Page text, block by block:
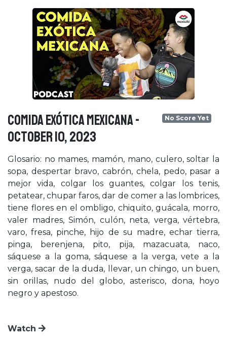
COMIDA EXÓTICA MEXICANA -
October 10, 2023
No Score Yet
Glosario: no mames, mamón, mano, culero, soltar la
sopa, despertar bravo, cabrón, chela, pedo, pasar a
mejor vida, colgar los guantes, colgar los tenis,
petatear, chupar faros, dar de comer a las lombrices,
tiene flores en el ombligo, chiquito, guácala, morro,
valer madres, Simón, culón, neta, verga, vértebra,
varo, fresa, pinche, hijo de su madre, echar tierra,
pinga, berenjena, pito, pija, mazacuata, naco,
sáquese a la goma, sáquese a la verga, vete a la
verga, sacar de la duda, llevar, un chingo, un buen,
sin orillas, nudo del globo, asterisco, dona, hoyo
negro y apestoso.
Watch